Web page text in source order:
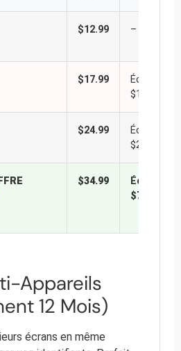
$12.99 –
$17.99
$10
$24.99
$20
$34.99
$70
Appareils
12 Mois)
écrans en même